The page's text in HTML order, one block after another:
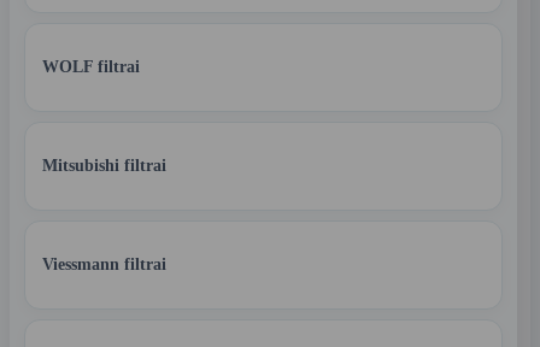
WOLF filtrai
Mitsubishi filtrai
Viessmann filtrai